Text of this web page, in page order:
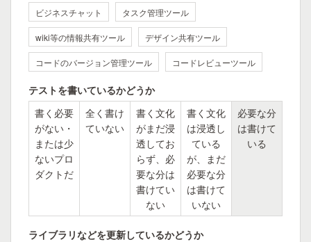
ビジネスチャット タスク管理ツール
wiki等の情報共有ツール デザイン共有ツール
コードのバージョン管理ツール コードレビューツール
テストを書いているかどうか
書く必要
がない・
または少
ないプロ
ダクトだ
全く書け
ていない
書く文化
がまだ浸
透してお
らず、必
要な分は
書けてい
ない
書く文化
は浸透し
ている
が、まだ
必要な分
は書けて
いない
必要な分
は書けて
いる
ライブラリなどを更新しているかどうか